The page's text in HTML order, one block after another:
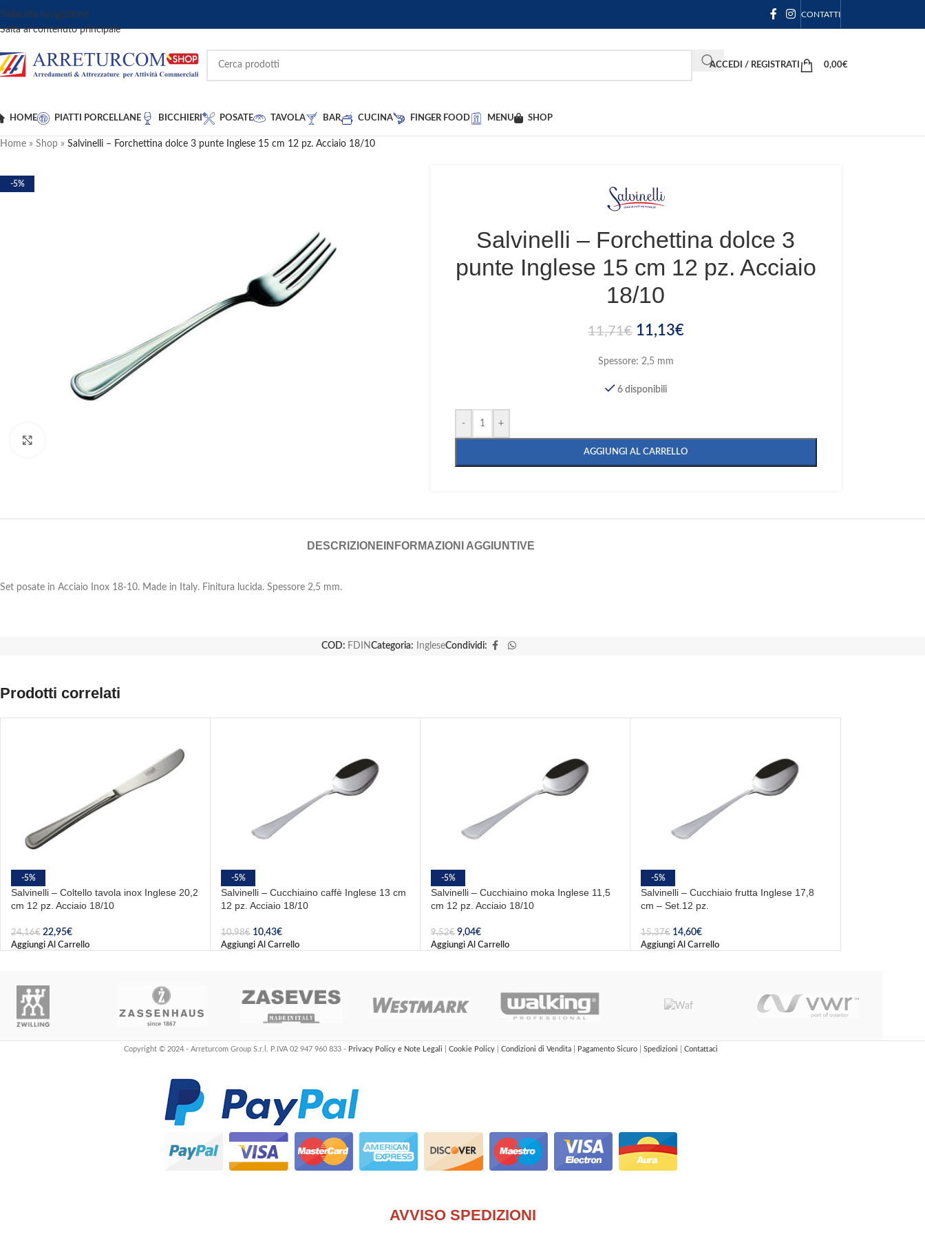
Salta alla navigazione
Salta al contenuto principale
CONTATTI
ACCEDI / REGISTRATI 0,00€
HOME PIATTI PORCELLANE BICCHIERI POSATE TAVOLA BAR CUCINA FINGER FOOD MENU SHOP
Home » Shop » Salvinelli – Forchettina dolce 3 punte Inglese 15 cm 12 pz. Acciaio 18/10
-5%
Salvinelli – Forchettina dolce 3
punte Inglese 15 cm 12 pz. Acciaio
18/10
11,71€ 11,13€
Spessore: 2,5 mm
6 disponibili
- +
AGGIUNGI AL CARRELLO
DESCRIZIONE INFORMAZIONI AGGIUNTIVE
Set posate in Acciaio Inox 18-10. Made in Italy. Finitura lucida. Spessore 2,5 mm.
COD: FDINCategoria: IngleseCondividi:
Prodotti correlati
-5%
Salvinelli – Coltello tavola inox Inglese 20,2
cm 12 pz. Acciaio 18/10
24,16€ 22,95€
Aggiungi Al Carrello
-5%
Salvinelli – Cucchiaino caffè Inglese 13 cm
12 pz. Acciaio 18/10
10,98€ 10,43€
Aggiungi Al Carrello
-5%
Salvinelli – Cucchiaino moka Inglese 11,5
cm 12 pz. Acciaio 18/10
9,52€ 9,04€
Aggiungi Al Carrello
-5%
Salvinelli – Cucchiaio frutta Inglese 17,8
cm – Set.12 pz.
15,37€ 14,60€
Aggiungi Al Carrello
Copyright © 2024 - Arreturcom Group S.r.l. P.IVA 02 947 960 833 - Privacy Policy e Note Legali Cookie Policy Condizioni di Vendita Pagamento Sicuro Spedizioni Contattaci
AVVISO SPEDIZIONI